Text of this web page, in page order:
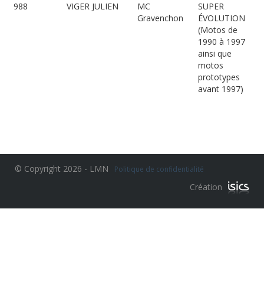
988
VIGER JULIEN
MC
Gravenchon
SUPER
ÉVOLUTION
(Motos de
1990 à 1997
ainsi que
motos
prototypes
avant 1997)
© Copyright 2026 - LMN Politique de confidentialité
Création